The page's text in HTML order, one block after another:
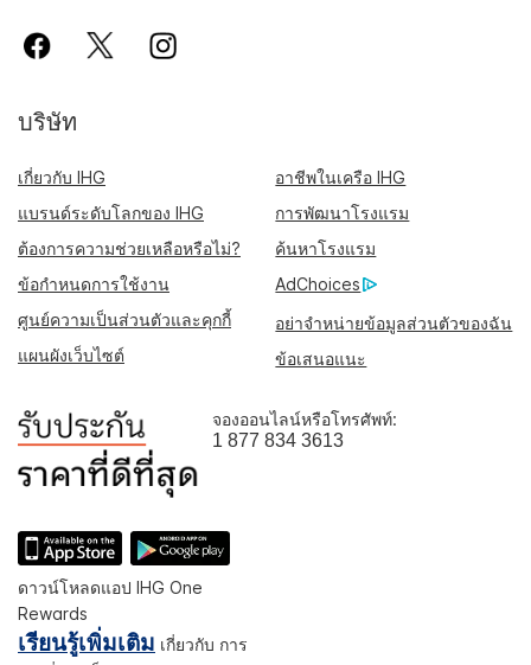
บริษัท
เกี่ยวกับ IHG
อาชีพในเครือ IHG
แบรนด์ระดับโลกของ IHG
การพัฒนาโรงแรม
ต้องการความช่วยเหลือหรือไม่?
ค้นหาโรงแรม
ข้อกำหนดการใช้งาน
AdChoices
ศูนย์ความเป็นส่วนตัวและคุกกี้
อย่าจำหน่ายข้อมูลส่วนตัวของฉัน
แผนผังเว็บไซต์
ข้อเสนอแนะ
จองออนไลน์หรือโทรศัพท์:
1 877 834 3613
ดาวน์โหลดแอป IHG One
Rewards
เรียนรู้เพิ่มเติม เกี่ยวกับ การ